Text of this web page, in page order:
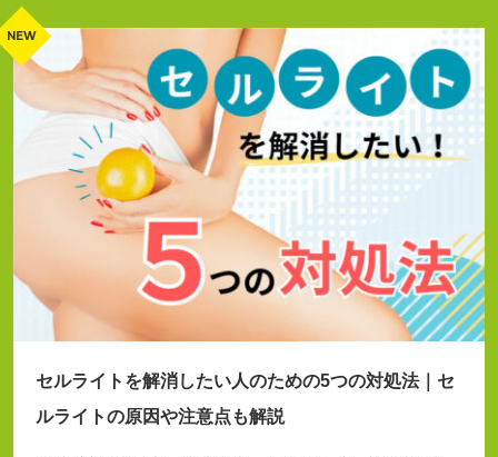
セルライトを解消したい人のための5つの対処法｜セ
ルライトの原因や注意点も解説